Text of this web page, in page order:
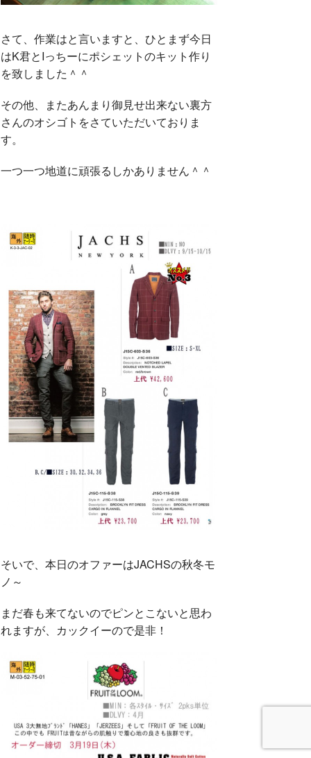
さて、作業はと言いますと、ひとまず今日
はK君とIっちーにポシェットのキット作り
を致しました＾＾
その他、またあんまり御見せ出来ない裏方
さんのオシゴトをさていただいておりま
す。
一つ一つ地道に頑張るしかありません＾＾
そいで、本日のオファーはJACHSの秋冬モ
ノ～
まだ春も来てないのでピンとこないと思わ
れますが、カックイーので是非！